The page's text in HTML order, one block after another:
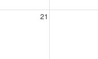
21